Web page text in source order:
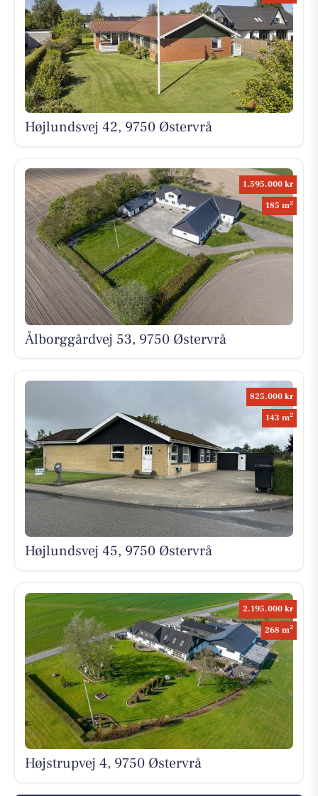
Højlundsvej 42, 9750 Østervrå
1.595.000 kr
185 m2
Ålborggårdvej 53, 9750 Østervrå
825.000 kr
143 m2
Højlundsvej 45, 9750 Østervrå
2.195.000 kr
268 m2
Højstrupvej 4, 9750 Østervrå